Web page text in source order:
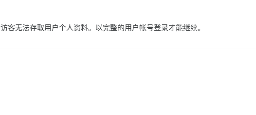
访客无法存取用户个人资料。以完整的用户帐号登录才能继续。